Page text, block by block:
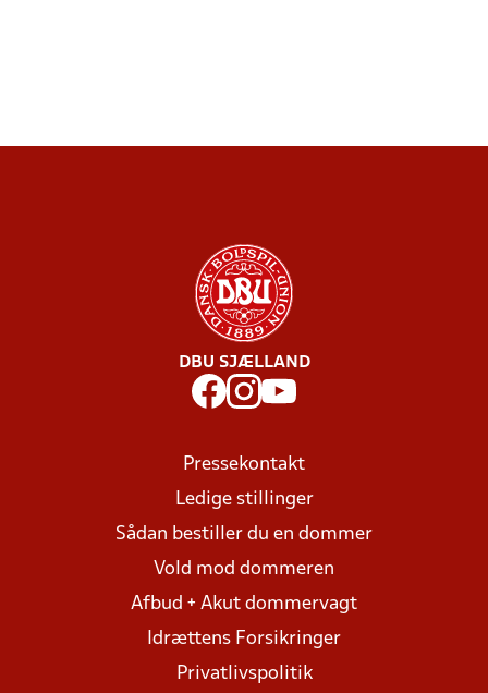
DBU SJÆLLAND
Pressekontakt
Ledige stillinger
Sådan bestiller du en dommer
Vold mod dommeren
Afbud + Akut dommervagt
Idrættens Forsikringer
Privatlivspolitik